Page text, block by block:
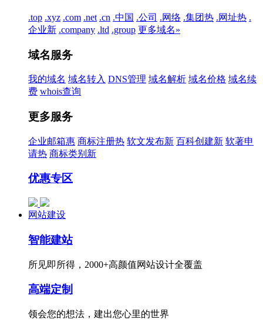
.top .xyz .com .net .cn .中国 .公司 .网络 .集团热 .网址热 .
企业新 .company .ltd .group 更多域名»
域名服务
我的域名 域名转入 DNS管理 域名解析 域名价格 域名续
费 whois查询
更多服务
企业邮箱惠 商标注册热 软文发布新 百科创建新 软著申
请热 商标类别 新
优惠专区
网站建设
智能建站
所见即所得，2000+高颜值网站设计全覆盖
高端定制
领会您的想法，建出您心里的世界